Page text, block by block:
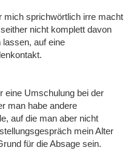
mich sprichwörtlich irre macht
nicht komplett davon
auf eine
eine Umschulung bei der
man habe andere
auf die man aber nicht
mein Alter
für die Absage sein.